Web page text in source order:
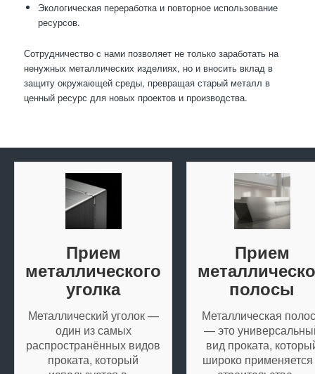
Экологическая переработка и повторное использование
ресурсов.
Сотрудничество с нами позволяет не только заработать на
ненужных металлических изделиях, но и вносить вклад в
защиту окружающей среды, превращая старый металл в
ценный ресурс для новых проектов и производства.
Прием
металлического
уголка
Металлический уголок —
один из самых
распространённых видов
проката, который
Прием
полосы
Металлическая
— это
вид проката,
широко